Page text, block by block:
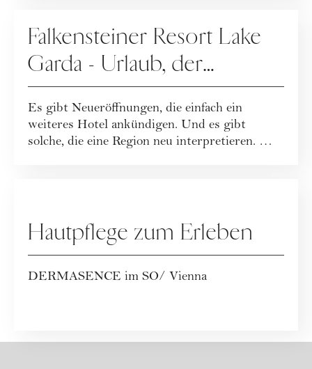
Falkensteiner Resort Lake
Garda - Urlaub, der
Leichtigkeit neu definiert
Es gibt Neueröffnungen, die einfach ein
weiteres Hotel ankündigen. Und es gibt
solche, die eine Region neu interpretieren. Mit
Hautpflege zum Erleben
DERMASENCE im SO/ Vienna